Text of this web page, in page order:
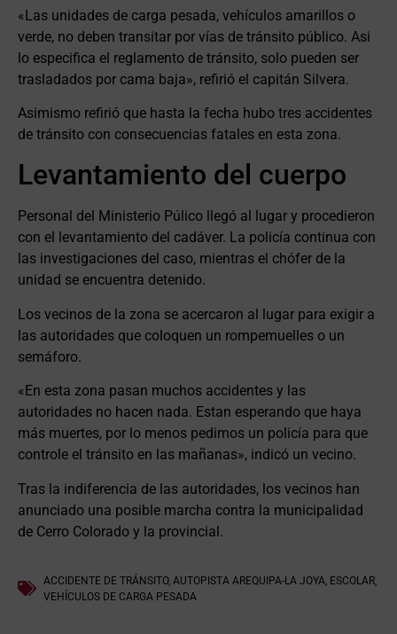
«Las unidades de carga pesada, vehículos amarillos o
verde, no deben transitar por vías de tránsito público. Asi
lo especifica el reglamento de tránsito, solo pueden ser
trasladados por cama baja», refirió el capitán Silvera.
Asimismo refirió que hasta la fecha hubo tres accidentes
de tránsito con consecuencias fatales en esta zona.
Levantamiento del cuerpo
Personal del Ministerio Púlico llegó al lugar y procedieron
con el levantamiento del cadáver. La policía continua con
las investigaciones del caso, mientras el chófer de la
unidad se encuentra detenido.
Los vecinos de la zona se acercaron al lugar para exigir a
las autoridades que coloquen un rompemuelles o un
semáforo.
«En esta zona pasan muchos accidentes y las
autoridades no hacen nada. Estan esperando que haya
más muertes, por lo menos pedimos un policía para que
controle el tránsito en las mañanas», indicó un vecino.
Tras la indiferencia de las autoridades, los vecinos han
anunciado una posible marcha contra la municipalidad
de Cerro Colorado y la provincial.
ACCIDENTE DE TRÁNSITO, AUTOPISTA AREQUIPA-LA JOYA, ESCOLAR,
VEHÍCULOS DE CARGA PESADA